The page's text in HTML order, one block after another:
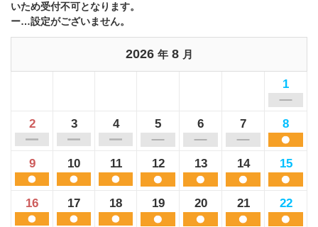
いため受付不可となります。
ー…設定がございません。
2026 年8 月
1
2 3 4 5 6 7 8
9 10 11 12 13 14 15
16 17 18 19 20 21 22